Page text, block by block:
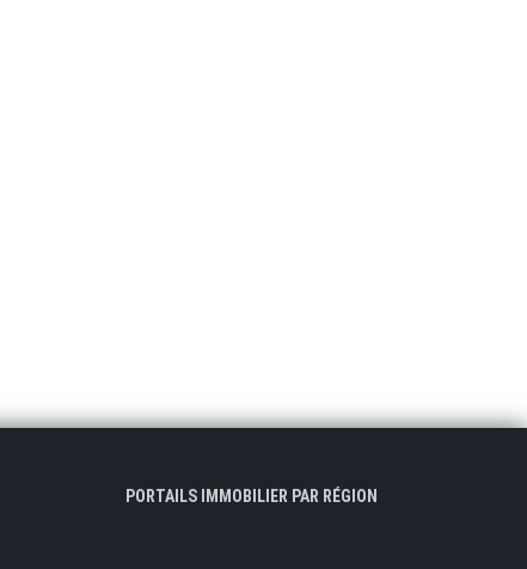
PORTAILS IMMOBILIER PAR RÉGION